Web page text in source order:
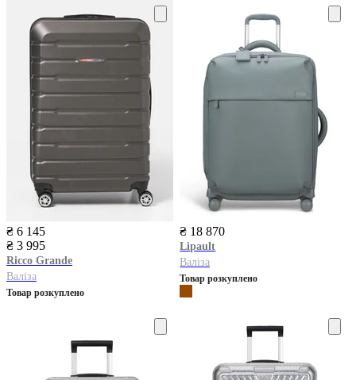
₴ 6 145
₴ 3 995
Ricco Grande
Валіза
Товар розкуплено
₴ 18 870
Lipault
Валіза
Товар розкуплено